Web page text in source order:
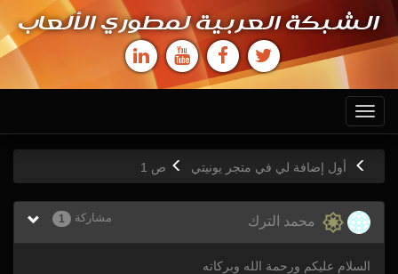
الشبكة العربية لمطوري الألعاب
Toggle
navigation
أول إضافة لي في متجر يونيتي ص
محمد الترك مشاركة 1
السلام عليكم ورحمة الله وبركاته